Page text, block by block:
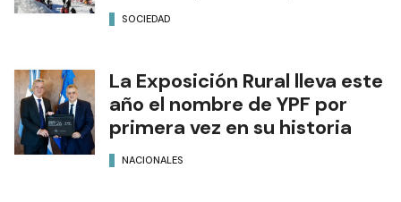
SOCIEDAD
La Exposición Rural lleva este
año el nombre de YPF por
primera vez en su historia
NACIONALES